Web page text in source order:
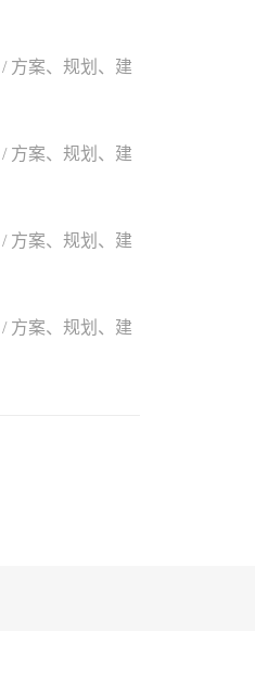
/ 方案、规划、建
/ 方案、规划、建
/ 方案、规划、建
/ 方案、规划、建